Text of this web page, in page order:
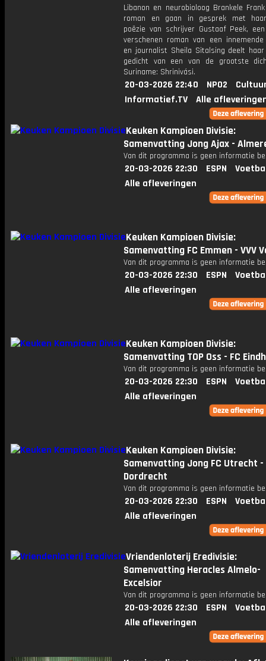
Libanon en neurobioloog Brankele
roman en gaan in gesprek met
poëzie van schrijver Gustaaf Peek,
verschenen roman van een
en journalist Sheila Sitalsing deelt
gedicht van een van de grootste
Suriname: Shrinivási.
20-03-2026 22:40 NPO2
Informatief.TV
Alle
Keuken Kampioen Divisie:
Samenvatting Jong Ajax -
Van dit programma is geen informatie
20-03-2026 22:30 ESPN
Alle afleveringen
Keuken Kampioen Divisie:
Samenvatting FC Emmen - VVV
Van dit programma is geen informatie
20-03-2026 22:30 ESPN
Alle afleveringen
Keuken Kampioen Divisie:
Samenvatting TOP Oss - FC
Van dit programma is geen informatie
20-03-2026 22:30 ESPN
Alle afleveringen
Keuken Kampioen Divisie:
Samenvatting Jong FC Utrecht -
Dordrecht
Van dit programma is geen informatie
20-03-2026 22:30 ESPN
Alle afleveringen
Vriendenloterij Eredivisie:
Samenvatting Heracles Almelo-
Excelsior
Van dit programma is geen informatie
20-03-2026 22:30 ESPN
Alle afleveringen